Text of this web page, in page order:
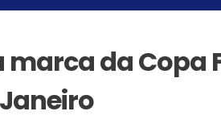
marca da Copa